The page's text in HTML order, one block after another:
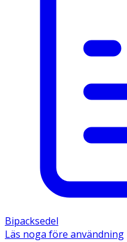
Bipacksedel
Läs noga före användning